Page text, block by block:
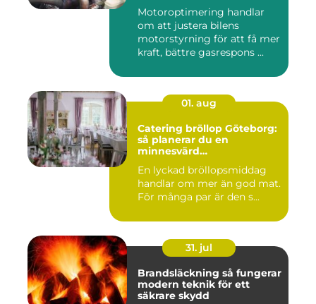
Motoroptimering handlar
om att justera bilens
motorstyrning för att få mer
kraft, bättre gasrespons ...
01. aug
Catering bröllop Göteborg:
så planerar du en
minnesvärd
En lyckad bröllopsmiddag
handlar om mer än god mat.
För många par är den s...
31. jul
Brandsläckning så fungerar
modern teknik för ett
säkrare skydd